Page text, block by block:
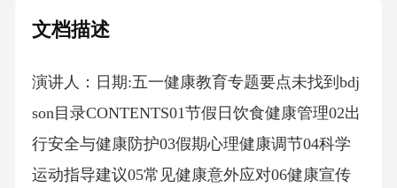
文档描述
演讲人：日期:五一健康教育专题要点未找到bdj
son目录CONTENTS01节假日饮食健康管理02出
行安全与健康防护03假期心理健康调节04科学
运动指导建议05常见健康意外应对06健康宣传